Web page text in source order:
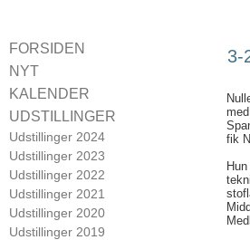
FORSIDEN
NYT
KALENDER
UDSTILLINGER
Udstillinger 2024
Udstillinger 2023
Udstillinger 2022
Udstillinger 2021
Udstillinger 2020
Udstillinger 2019
fik
3-